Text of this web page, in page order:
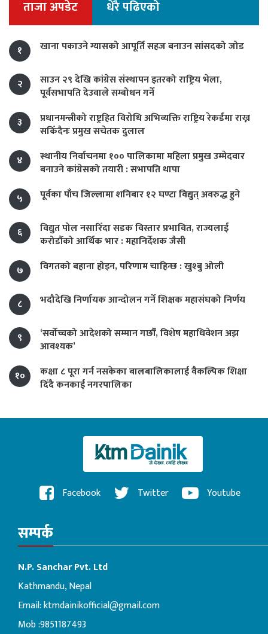
ताजा अपडेट धेरै पढिएको
१ खाना पकाउने ग्यासको आपूर्ति सहज बनाउन सांसदको जोड
२
साउन २९ देखि कांग्रेस संस्थापन इतरको राष्ट्रिय भेला,
पूर्वसभापति देउवाले सम्बोधन गर्ने
३
प्रधानमन्त्रीको राष्ट्रहित विरोधि अभिव्यक्ति राष्ट्रिय रेकर्डमा राख्न
सकिँदैनः प्रमुख सचेतक दुलाल
४
स्थानीय निर्वाचनमा १०० पालिकामा महिला प्रमुख उम्मेदवार
बनाउने कांग्रेसको तयारी : सभापति थापा
५
पूर्वका पाँच जिल्लामा शनिबार १२ घण्टा विद्युत् अवरुद्ध हुने
६
विद्युत पोल नसारिँदा सडक विस्तार प्रभावित, राज्यलाई
करोडौंको आर्थिक भार : महानिर्देशक जैसी
७
विगतको बहाना होइन, परिणाम चाहिन्छ : खुश्बु ओली
८ भदौदेखि निर्णायक आन्दोलन गर्ने शिक्षक महासंघको निर्णय
९
‘सर्वोच्चको आदेशको सम्मान गर्छौं, विशेष महाधिवेशन अझ
आवश्यक’
१०
कक्षा ८ पूरा गर्न नसकेका बालबालिकालाई वैकल्पिक शिक्षा
दिँदै कनकाई नगरपालिका
Facebook Twitter Youtube
सम्पर्क
N.P. Sanchar Pvt. Ltd
Kathmandu, Nepal
Email:ktmdainikofficial@gmail.com
Mob :9851187493